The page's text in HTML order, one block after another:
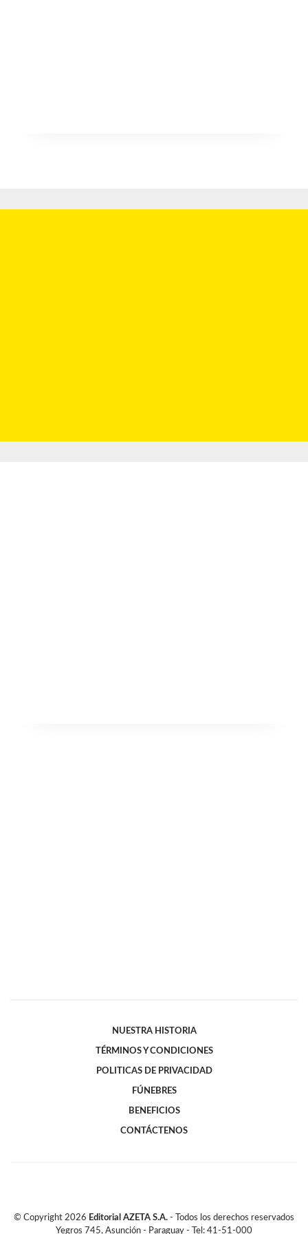
NUESTRA HISTORIA
TÉRMINOS Y CONDICIONES
POLITICAS DE PRIVACIDAD
FÚNEBRES
BENEFICIOS
CONTÁCTENOS
© Copyright 2026 Editorial AZETA S.A. - Todos los derechos reservados
Yegros 745, Asunción - Paraguay - Tel: 41-51-000